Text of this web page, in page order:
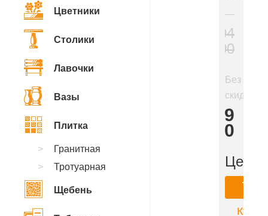
294
000
Без
скидки
279
300
Цена:
Цветники
Столики
Лавочки
Вазы
Плитка
Гранитная
Тротуарная
Щебень